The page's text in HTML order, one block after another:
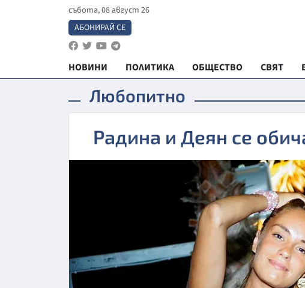
събота, 08 август 26
АБОНИРАЙ СЕ
НОВИНИ ПОЛИТИКА ОБЩЕСТВО СВЯТ
Любопитно
Радина и Деян се